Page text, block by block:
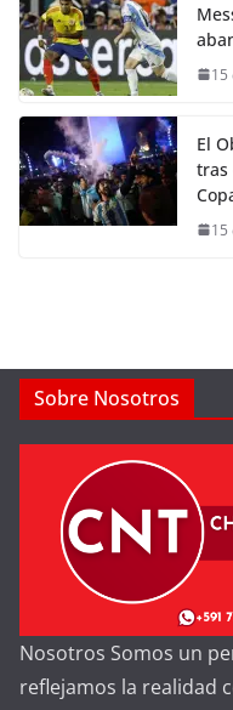
15
El
tras
15
Sobre Nosotros
Nosotros Somos un
reflejamos la realidad